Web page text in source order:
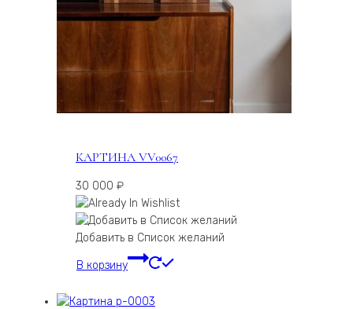
КАРТИНА VV0067
30 000 ₽
Добавить в Список желаний
В корзину